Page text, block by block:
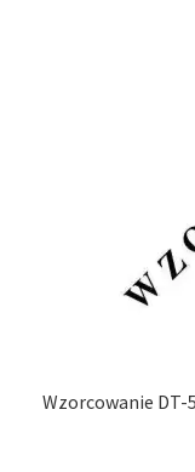
Wzorcowanie DT-